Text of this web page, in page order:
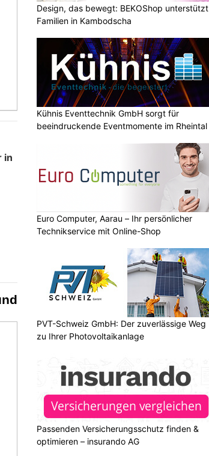
in
Design, das bewegt: BEKOShop unterstützt
Familien in Kambodscha
Kühnis Eventtechnik GmbH sorgt für
beeindruckende Eventmomente im Rheintal
Euro Computer, Aarau – Ihr persönlicher
Technikservice mit Online-Shop
PVT-Schweiz GmbH: Der zuverlässige Weg
zu Ihrer Photovoltaikanlage
Passenden Versicherungsschutz finden &
optimieren – insurando AG